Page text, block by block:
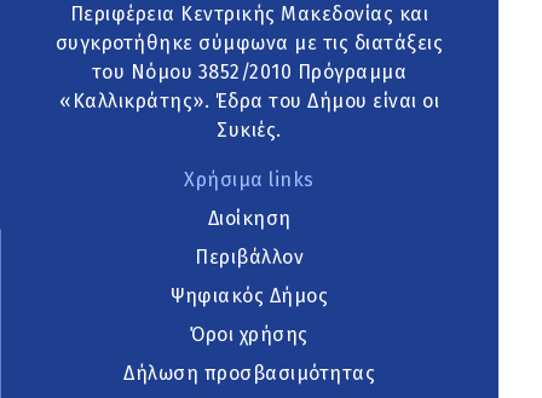
Περιφέρεια Κεντρικής Μακεδονίας και
συγκροτήθηκε σύμφωνα με τις διατάξεις
του Νόμου 3852/2010 Πρόγραμμα
«Καλλικράτης». Έδρα του Δήμου είναι οι
Συκιές.
Χρήσιμα links
Διοίκηση
Περιβάλλον
Ψηφιακός Δήμος
Όροι χρήσης
Δήλωση προσβασιμότητας